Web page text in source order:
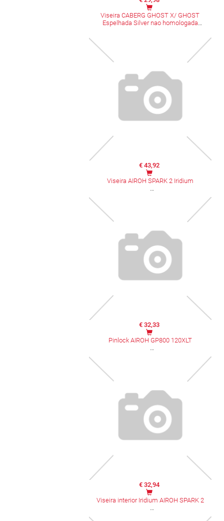
Viseira CABERG GHOST X/ GHOST
Espelhada Silver nao homologada
€ 43,92
Viseira AIROH SPARK 2 Iridium
€ 32,33
Pinlock AIROH GP800 120XLT
€ 32,94
Viseira interior Iridium AIROH SPARK 2